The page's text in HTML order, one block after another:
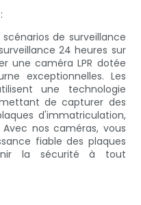
de surveillance
24 heures sur
une caméra LPR dotée
exceptionnelles. Les
une technologie
de capturer des
d'immatriculation,
nos caméras, vous
fiable des plaques
la sécurité à tout